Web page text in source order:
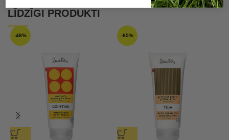
LĪDZĪGI PRODUKTI
-48% -65%